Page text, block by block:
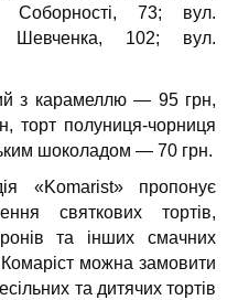
73; вул.
Шевченка, 102; вул.
з карамеллю — 95 грн,
торт полуниця-чорниця
шоколадом — 70 грн.
«Komarist» пропонує
святкових тортів,
та інших смачних
можна замовити
та дитячих тортів